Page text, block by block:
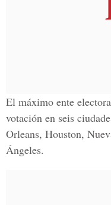
El máximo ente
votación en seis
Orleans, Houston,
Ángeles.